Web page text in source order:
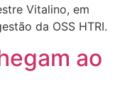
Vitalino, em
da OSS HTRI.
ao